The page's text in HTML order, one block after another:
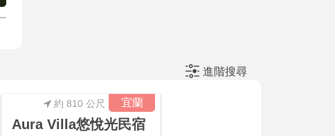
進階搜尋
宜蘭
約 810 公尺
Aura Villa悠悅光民宿